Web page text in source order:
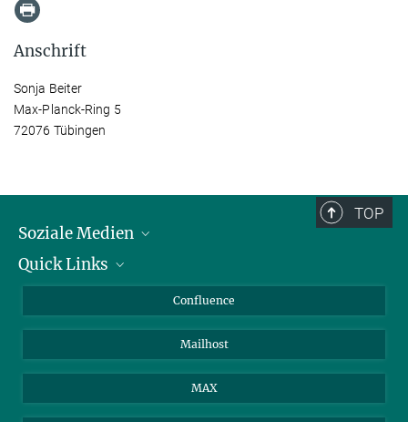
Anschrift
Sonja Beiter
Max-Planck-Ring 5
72076 Tübingen
TOP
Soziale Medien
LinkedIn
Quick Links
Für Journalisten und Journalistinnen
Ihr Weg zu uns
Confluence
Mailhost
MAX